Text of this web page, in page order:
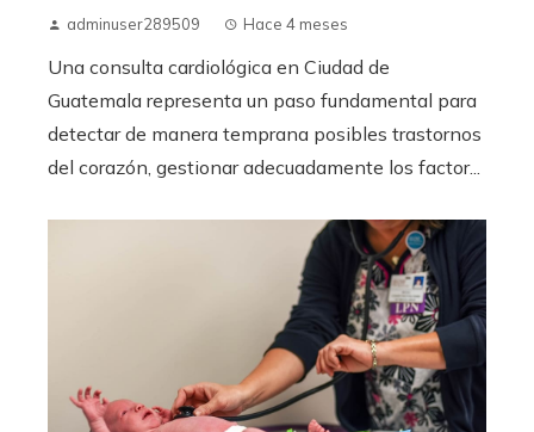
adminuser289509 Hace 4 meses
Una consulta cardiológica en Ciudad de
Guatemala representa un paso fundamental para
detectar de manera temprana posibles trastornos
del corazón, gestionar adecuadamente los factor...